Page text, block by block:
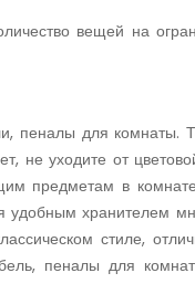
вещей на
пеналы для комнаты.
не уходите от
предметам в
удобным хранителем
стиле,
пеналы для